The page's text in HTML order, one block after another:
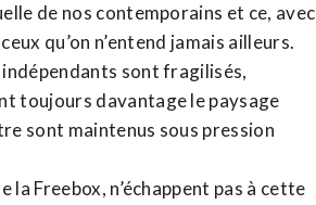
de nos contemporains et ce, avec
qu’on n’entend jamais ailleurs.
sont fragilisés,
toujours davantage le paysage
sont maintenus sous pression
Freebox, n’échappent pas à cette